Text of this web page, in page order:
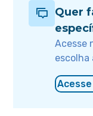
Quer
Acesse
escolha